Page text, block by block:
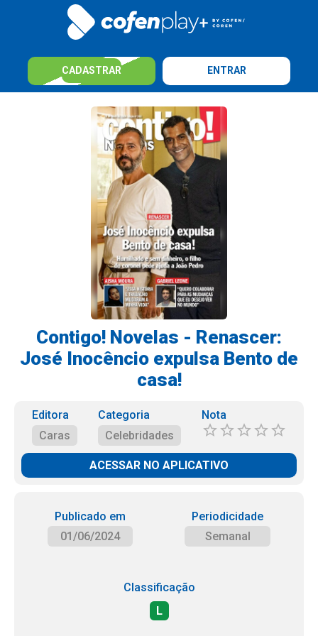
CADASTRAR ENTRAR
Contigo! Novelas - Renascer:
José Inocêncio expulsa Bento de
casa!
Editora
Caras
Categoria
Celebridades
Nota
ACESSAR NO APLICATIVO
Publicado em
01/06/2024
Periodicidade
Semanal
Classificação
L